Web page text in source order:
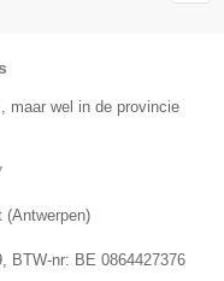
maar wel in de provincie
(Antwerpen)
, BTW-nr: BE 0864427376